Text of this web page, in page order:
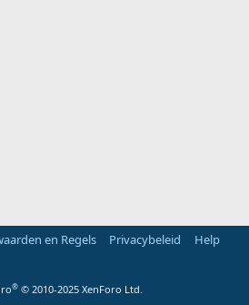
en Regels Privacybeleid
Help
® © 2010-2025 XenForo Ltd.